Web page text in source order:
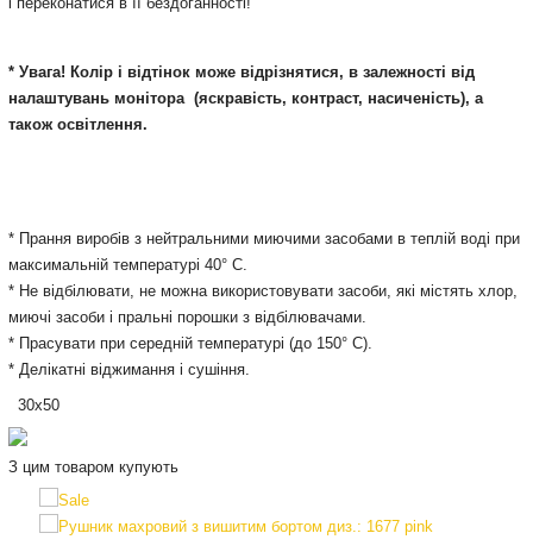
* Увага! Колір і відтінок може відрізнятися, в залежності від
налаштувань монітора(яскравість, контраст, насиченість), а
також освітлення.
* Прання виробів з нейтральними миючими засобами в теплій воді при
максимальній температурі 40° С.
* Не відбілювати, не можна використовувати засоби, які містять хлор,
миючі засоби і пральні порошки з відбілювачами.
* Прасувати при середній температурі (до 150° С).
* Делікатні віджимання і сушіння.
30х50
З цим товаром купують